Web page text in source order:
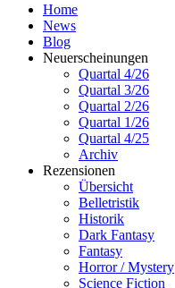
Home
News
Blog
Neuerscheinungen
Quartal 4/26
Quartal 3/26
Quartal 2/26
Quartal 1/26
Quartal 4/25
Archiv
Rezensionen
Übersicht
Belletristik
Historik
Dark Fantasy
Fantasy
Horror / Mystery
Science Fiction